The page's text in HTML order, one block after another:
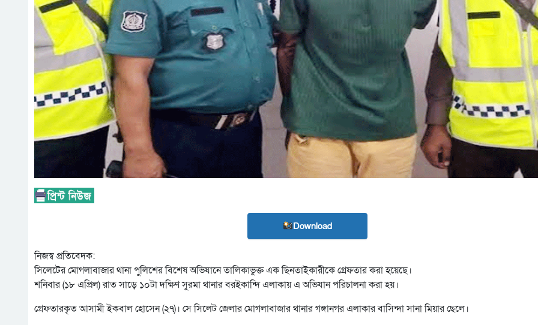
Download
নিজস্ব প্রতিবেদক:
সিলেটের মোগলাবাজার থানা পুলিশের বিশেষ অভিযানে তালিকাভুক্ত এক ছিনতাইকারীকে গ্রেফতার করা হয়েছে।
শনিবার (১৮ এপ্রিল) রাত সাড়ে ১০টা দক্ষিণ সুরমা থানার বরইকান্দি এলাকায় এ অভিযান পরিচালনা করা হয়।
গ্রেফতারকৃত আসামী ইকবাল হোসেন (২৭)। সে সিলেট জেলার মোগলাবাজার থানার গঙ্গানগর এলাকার বাসিন্দা সানা মিয়ার ছেলে।